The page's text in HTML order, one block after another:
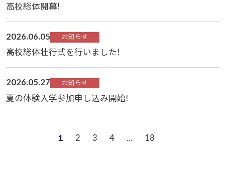
高校総体開幕!
2026.06.05 お知らせ
高校総体壮行式を行いました!
2026.05.27 お知らせ
夏の体験入学参加申し込み開始!
1 2 3 4 … 18